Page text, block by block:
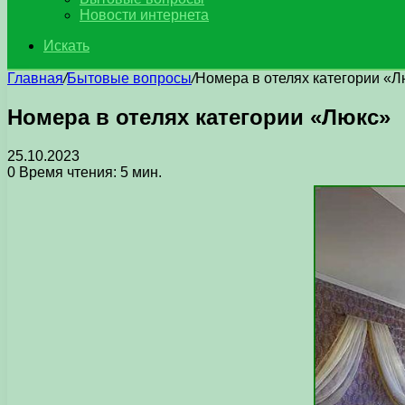
Новости интернета
Искать
Главная/Бытовые вопросы/Номера в отелях категории
Номера в отелях категории «Люкс»
25.10.2023
0 Время чтения: 5 мин.